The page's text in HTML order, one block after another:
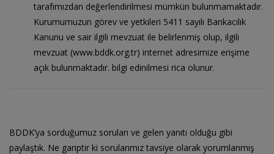
tarafımızdan değerlendirilmesi mümkün bulunmamaktadır.
Kurumumuzun görev ve yetkileri 5411 sayılı Bankacılık
Kanunu ve sair ilgili mevzuat ile belirlenmiş olup, ilgili
mevzuat (www.bddk.org.tr) internet adresimize erişime
açık bulunmaktadır. bilgi edinilmesi rica olunur.
BDDK’ya sorduğumuz soruları ve gelen yanıtı olduğu gibi
paylaştık. Ne gariptir ki sorularımız tavsiye olarak yorumlanmış